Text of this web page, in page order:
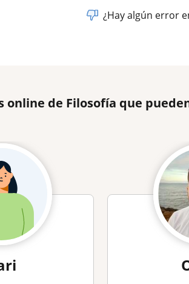
¿Hay algún error
online de Filosofía que